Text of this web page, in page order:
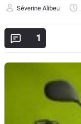
Guide
Electriques
Séverine Alibeu
1